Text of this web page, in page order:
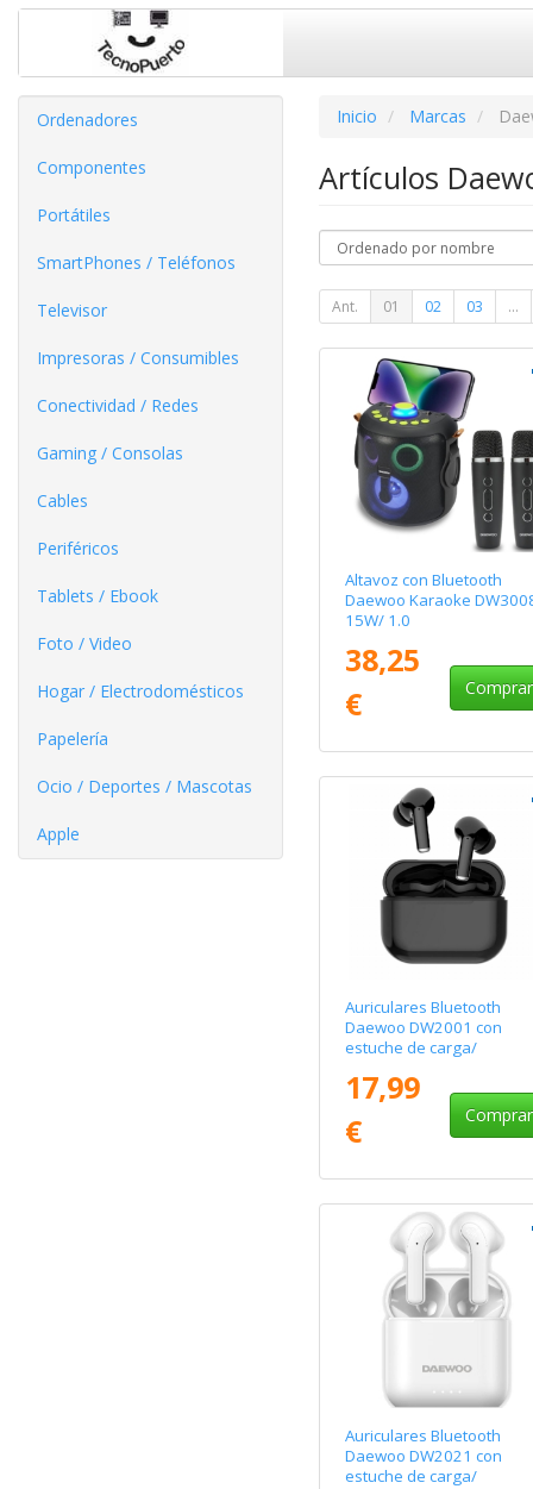
Ordenadores
Componentes
Portátiles
SmartPhones / Teléfonos
Televisor
Impresoras / Consumibles
Conectividad / Redes
Gaming / Consolas
Cables
Periféricos
Tablets / Ebook
Foto / Video
Hogar / Electrodomésticos
Papelería
Ocio / Deportes / Mascotas
Apple
Inicio Marcas
Artículos
Ant. 01 02 03 ...
Altavoz con Bluetooth
Daewoo Karaoke
15W/ 1.0
38,25
€
Comprar
Auriculares Bluetooth
Daewoo DW2001 con
estuche de carga/
17,99
€
Comprar
Auriculares Bluetooth
Daewoo DW2021 con
estuche de carga/